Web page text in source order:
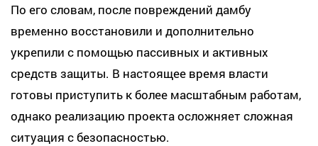
По его словам, после повреждений дамбу
временно восстановили и дополнительно
укрепили с помощью пассивных и активных
средств защиты. В настоящее время власти
готовы приступить к более масштабным работам,
однако реализацию проекта осложняет сложная
ситуация с безопасностью.